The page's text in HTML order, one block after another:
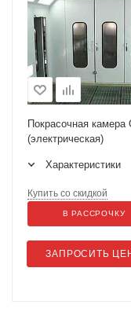
Покрасочная камера
(электрическая)
Характеристики
ЗАПРОСИТЬ
Купить со скидкой
В РАССРОЧКУ